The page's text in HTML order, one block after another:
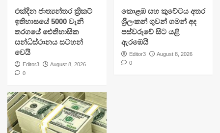
එක්දින ජාත්‍යන්තර ක්‍රිකට්
ඉතිහාසයේ 5000 වැනි
තරගයේ ඓතිහාසික
සන්ධිස්ථානය සටහන්
වෙයි
Editor3
August 8, 2026
0
​කොළඹ සහ කුවේටය අතර
ශ්‍රීලංකන් ගුවන් ගමන් අද
පස්වරුවේ සිට යළි
ඇරඹෙයි
Editor3
August 8, 2026
0